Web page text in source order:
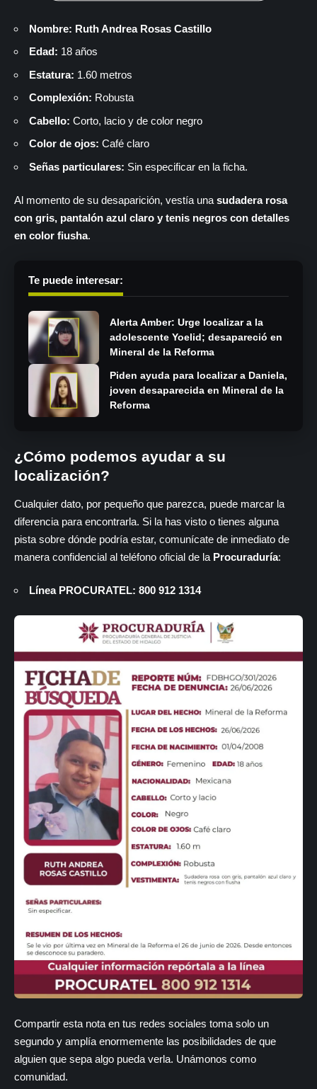
Nombre: Ruth Andrea Rosas Castillo
Edad: 18 años
Estatura: 1.60 metros
Complexión: Robusta
Cabello: Corto, lacio y de color negro
Color de ojos: Café claro
Señas particulares: Sin especificar en la ficha.
Al momento de su desaparición, vestía una sudadera rosa
con gris, pantalón azul claro y tenis negros con detalles
en color fiusha.
Te puede interesar:
Alerta Amber: Urge localizar a la
adolescente Yoelid; desapareció en
Mineral de la Reforma
Piden ayuda para localizar a Daniela,
joven desaparecida en Mineral de la
Reforma
¿Cómo podemos ayudar a su
localización?
Cualquier dato, por pequeño que parezca, puede marcar la
diferencia para encontrarla. Si la has visto o tienes alguna
pista sobre dónde podría estar, comunícate de inmediato de
manera confidencial al teléfono oficial de la Procuraduría:
Línea PROCURATEL: 800 912 1314
Compartir esta nota en tus redes sociales toma solo un
segundo y amplía enormemente las posibilidades de que
alguien que sepa algo pueda verla. Unámonos como
comunidad.